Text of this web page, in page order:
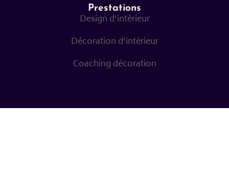
Prestations
Design d'intérieur
Décoration d'intérieur
Coaching décoration